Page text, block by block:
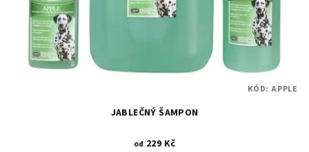
JABLEČNÝ ŠAMPON
od 229 Kč
KÓD: APPLE